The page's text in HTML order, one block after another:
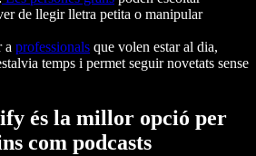
de llegir lletra petita o manipular
a professionals que volen estar al dia,
temps i permet seguir novetats sense
és la millor opció per
com podcasts